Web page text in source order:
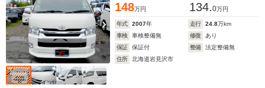
148万円 134.0万円
年式 2007年 走行 24.8万km
車検
車検整備無 修復
あり
保証
保証付 整備
法定整備無
住所
北海道岩見沢市